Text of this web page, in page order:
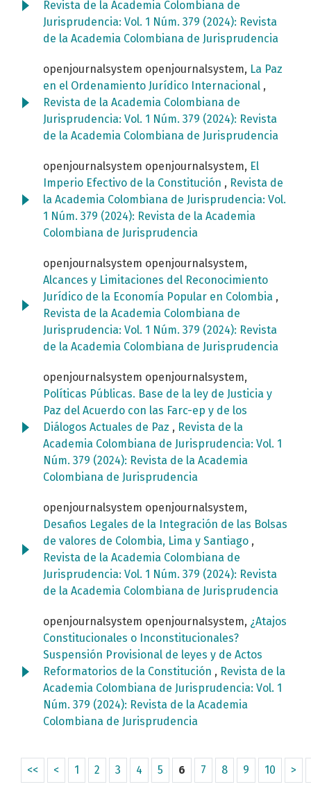
Revista de la Academia Colombiana de
Jurisprudencia: Vol. 1 Núm. 379 (2024): Revista
de la Academia Colombiana de Jurisprudencia
openjournalsystem openjournalsystem, La Paz
en el Ordenamiento Jurídico Internacional ,
Revista de la Academia Colombiana de
Jurisprudencia: Vol. 1 Núm. 379 (2024): Revista
de la Academia Colombiana de Jurisprudencia
openjournalsystem openjournalsystem, El
Imperio Efectivo de la Constitución , Revista de
la Academia Colombiana de Jurisprudencia: Vol.
1 Núm. 379 (2024): Revista de la Academia
Colombiana de Jurisprudencia
openjournalsystem openjournalsystem,
Alcances y Limitaciones del Reconocimiento
Jurídico de la Economía Popular en Colombia ,
Revista de la Academia Colombiana de
Jurisprudencia: Vol. 1 Núm. 379 (2024): Revista
de la Academia Colombiana de Jurisprudencia
openjournalsystem openjournalsystem,
Políticas Públicas. Base de la ley de Justicia y
Paz del Acuerdo con las Farc-ep y de los
Diálogos Actuales de Paz , Revista de la
Academia Colombiana de Jurisprudencia: Vol. 1
Núm. 379 (2024): Revista de la Academia
Colombiana de Jurisprudencia
openjournalsystem openjournalsystem,
Desafios Legales de la Integración de las Bolsas
de valores de Colombia, Lima y Santiago ,
Revista de la Academia Colombiana de
Jurisprudencia: Vol. 1 Núm. 379 (2024): Revista
de la Academia Colombiana de Jurisprudencia
openjournalsystem openjournalsystem, ¿Atajos
Constitucionales o Inconstitucionales?
Suspensión Provisional de leyes y de Actos
Reformatorios de la Constitución , Revista de la
Academia Colombiana de Jurisprudencia: Vol. 1
Núm. 379 (2024): Revista de la Academia
Colombiana de Jurisprudencia
<< < 1 2 3 4 5 6 7 8 9 10 >